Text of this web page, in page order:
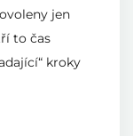
jen
to čas
kroky